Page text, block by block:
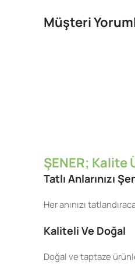
Müşteri
ŞENER; Kalite
Tatlı Anlarınızı
Her anınızı
Kaliteli Ve Doğal
Doğal ve taptaze